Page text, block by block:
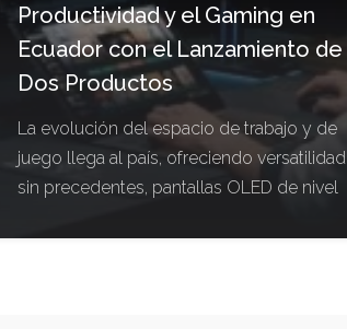
Productividad y el Gaming en
Ecuador con el Lanzamiento de
Dos Productos
La evolución del espacio de trabajo y de
juego llega al país, ofreciendo versatilidad
sin precedentes, pantallas OLED de nivel